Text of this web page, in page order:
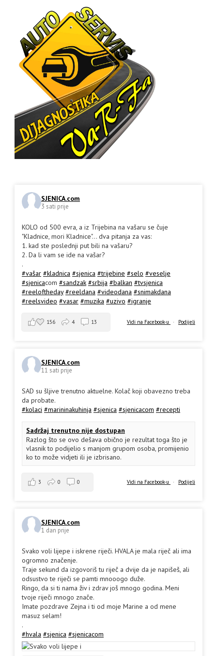
SJENICA.com
3 sati prije
KOLO od 500 evra, a iz Trijebina na vašaru se čuje
"Kladnice, mori Kladnice"... dva pitanja za vas:
1. kad ste poslednji put bili na vašaru?
2. Da li vam se ide na vašar?
.
#vašar #kladnica #sjenica #trijebine #selo #veselje
#sjenicacom #sandzak #srbija #balkan #tvsjenica
#reeloftheday #reeldana #videodana #snimakdana
#reelsvideo #vasar #muzika #uzivo #igranje
Vidi na Facebook-u · Podijeli
156 4 13
SJENICA.com
11 sati prije
SAD su šljive trenutno aktuelne. Kolač koji obavezno treba
da probate.
#kolaci #marininakuhinja #sjenica #sjenicacom #recepti
Sadržaj trenutno nije dostupan
Razlog što se ovo dešava obično je rezultat toga što je
vlasnik to podijelio s manjom grupom osoba, promijenio
ko to može vidjeti ili je izbrisano.
Vidi na Facebook-u · Podijeli
3 0 0
SJENICA.com
1 dan prije
Svako voli lijepe i iskrene riječi. HVALA je mala riječ ali ima
ogromno značenje.
Traje sekund da izgovoriš tu riječ a dvije da je napišeš, ali
odsustvo te riječi se pamti mnooogo duže.
Ringo, da si ti nama živ i zdrav još mnogo godina. Meni
tvoje riječi mnogo znače.
Imate pozdrave Zejna i ti od moje Marine a od mene
masuz selam!
.
#hvala #sjenica #sjenicacom